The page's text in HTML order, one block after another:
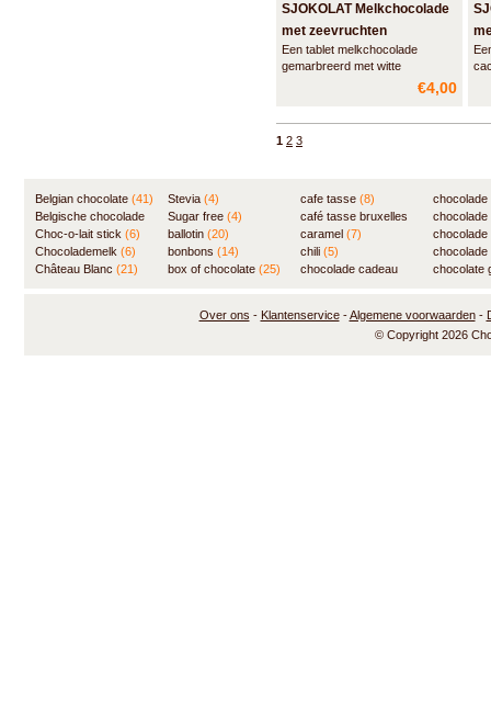
SJOKOLAT Melkchocolade
met zeevruchten
Een tablet melkchocolade
gemarbreerd met witte
chocolade en versierd met de
klassieke Belgische chocolade
€4,00
1 2 3
Belgian chocolate (41)
Belgische chocolade
(84)
Choc-o-lait stick (6)
Chocolademelk (6)
Château Blanc (21)
Stevia (4)
Sugar free (4)
ballotin (20)
bonbons (14)
box of chocolate (25)
cafe tasse (8)
café tasse bruxelles
(8)
caramel (7)
chili (5)
chocolade cadeau
(7)
chocolate
Over ons - Klantenservice-Algemene voorwaarden-
© Copyright 2026